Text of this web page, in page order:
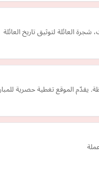
العائلة لتوثيق تاريخ العائلة